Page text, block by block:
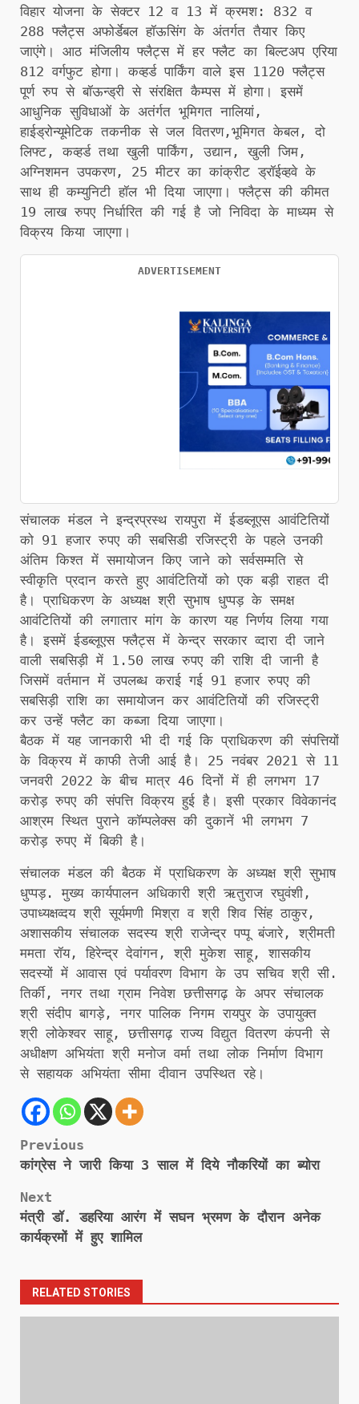
विहार योजना के सेक्टर 12 व 13 में क्रमश: 832 व
288 फ्लैट्स अफोर्डेबल हॉऊसिंग के अंतर्गत तैयार किए
जाएंगे। आठ मंजिलीय फ्लैट्स में हर फ्लैट का बिल्टअप एरिया
812 वर्गफुट होगा। कव्हर्ड पार्किंग वाले इस 1120 फ्लैट्स
पूर्ण रुप से बॉऊन्ड्री से संरक्षित कैम्पस में होगा। इसमें
आधुनिक सुविधाओं के अतंर्गत भूमिगत नालियां,
हाईड्रोन्यूमेटिक तकनीक से जल वितरण,भूमिगत केबल, दो
लिफ्ट, कव्हर्ड तथा खुली पार्किंग, उद्यान, खुली जिम,
अग्निशमन उपकरण, 25 मीटर का कांक्रीट ड्रॉईव्हवे के
साथ ही कम्युनिटी हॉल भी दिया जाएगा। फ्लैट्स की कीमत
19 लाख रुपए निर्धारित की गई है जो निविदा के माध्यम से
विक्रय किया जाएगा।
ADVERTISEMENT
संचालक मंडल ने इन्द्रप्रस्थ रायपुरा में ईडब्लूएस आवंटितियों
को 91 हजार रुपए की सबसिडी रजिस्ट्री के पहले उनकी
अंतिम किश्त में समायोजन किए जाने को सर्वसम्मति से
स्वीकृति प्रदान करते हुए आवंटितियों को एक बड़ी राहत दी
है। प्राधिकरण के अध्यक्ष श्री सुभाष धुप्पड़ के समक्ष
आवंटितियों की लगातार मांग के कारण यह निर्णय लिया गया
है। इसमें ईडब्लूएस फ्लैट्स में केन्द्र सरकार व्दारा दी जाने
वाली सबसिड़ी में 1.50 लाख रुपए की राशि दी जानी है
जिसमें वर्तमान में उपलब्ध कराई गई 91 हजार रुपए की
सबसिड़ी राशि का समायोजन कर आवंटितियों की रजिस्ट्री
कर उन्हें फ्लैट का कब्जा दिया जाएगा।
बैठक में यह जानकारी भी दी गई कि प्राधिकरण की संपत्तियों
के विक्रय में काफी तेजी आई है। 25 नवंबर 2021 से 11
जनवरी 2022 के बीच मात्र 46 दिनों में ही लगभग 17
करोड़ रुपए की संपत्ति विक्रय हुई है। इसी प्रकार विवेकानंद
आश्रम स्थित पुराने कॉम्पलेक्स की दुकानें भी लगभग 7
करोड़ रुपए में बिकी है।
संचालक मंडल की बैठक में प्राधिकरण के अध्यक्ष श्री सुभाष
धुप्पड़. मुख्य कार्यपालन अधिकारी श्री ऋतुराज रघुवंशी,
उपाध्यक्षव्दय श्री सूर्यमणी मिश्रा व श्री शिव सिंह ठाकुर,
अशासकीय संचालक सदस्य श्री राजेन्द्र पप्पू बंजारे, श्रीमती
ममता रॉय, हिरेन्द्र देवांगन, श्री मुकेश साहू, शासकीय
सदस्यों में आवास एवं पर्यावरण विभाग के उप सचिव श्री सी.
तिर्की, नगर तथा ग्राम निवेश छत्तीसगढ़ के अपर संचालक
श्री संदीप बागड़े, नगर पालिक निगम रायपुर के उपायुक्त
श्री लोकेश्वर साहू, छत्तीसगढ़ राज्य विद्युत वितरण कंपनी से
अधीक्षण अभियंता श्री मनोज वर्मा तथा लोक निर्माण विभाग
से सहायक अभियंता सीमा दीवान उपस्थित रहे।
Post
navigation
Previous
कांग्रेस ने जारी किया 3 साल में दिये नौकरियों का ब्योरा
Next
मंत्री डॉ. डहरिया आरंग में सघन भ्रमण के दौरान अनेक
कार्यक्रमों में हुए शामिल
RELATED STORIES